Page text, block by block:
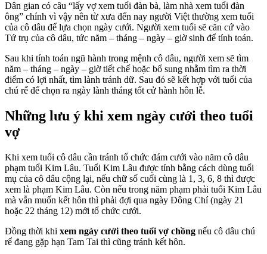
Dân gian có câu “lấy vợ xem tuổi đàn bà, làm nhà xem tuổi đàn
ông” chính vì vậy nên từ xưa đến nay người Việt thường xem tuổi
của cô dâu để lựa chọn ngày cưới. Người xem tuổi sẽ căn cứ vào
Tứ trụ của cô dâu, tức năm – tháng – ngày – giờ sinh để tính toán.
Sau khi tính toán ngũ hành trong mệnh cô dâu, người xem sẽ tìm
năm – tháng – ngày – giờ tiết chế hoặc bổ sung nhằm tìm ra thời
điểm có lợi nhất, tìm lành tránh dữ. Sau đó sẽ kết hợp với tuổi của
chú rể để chọn ra ngày lành tháng tốt cử hành hôn lễ.
Những lưu ý khi xem ngày cưới theo tuổi
vợ
Khi xem tuổi cô dâu cần tránh tổ chức đám cưới vào năm cô dâu
phạm tuổi Kim Lâu. Tuổi Kim Lâu được tính bằng cách dùng tuổi
mụ của cô dâu cộng lại, nếu chữ số cuối cùng là 1, 3, 6, 8 thì được
xem là phạm Kim Lâu. Còn nếu trong năm phạm phải tuổi Kim Lâu
mà vẫn muốn kết hôn thì phải đợi qua ngày Đông Chí (ngày 21
hoặc 22 tháng 12) mới tổ chức cưới.
Đồng thời khi xem ngày cưới theo tuổi vợ chồng nếu cô dâu chú
rể đang gặp hạn Tam Tai thì cũng tránh kết hôn.